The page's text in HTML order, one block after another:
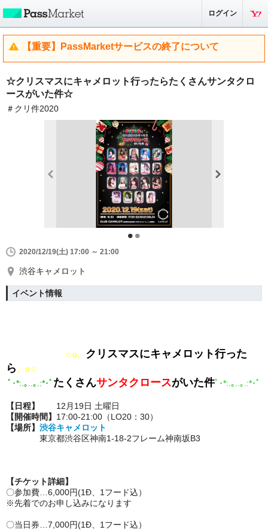
ログイン
【重要】PassMarketサービスの終了について
☆クリスマスにキャメロット行ったらたくさんサンタクロ
ースがいた件☆
＃クリ件2020
2020/12/19(土) 17:00 ～ 21:00
渋谷キャメロット
イベント情報
☆o。 クリスマスにキャメロット行った
ら 。o☆
ﾟ･*:.｡..｡.:*･ﾟ たくさんサンタクロースがいた件ﾟ･*:.｡..｡.:*･ﾟ
【日程】
12月19日 土曜日
【開催時間】 17:00-21:00（LO20：30）
【場所】 渋谷キャメロット
東京都渋谷区神南1-18-2フレーム神南坂B3
【チケット詳細】
〇参加費…6,000円(1Ð、1フード込）
※先着でのお申し込みになります
〇当日券…7,000円(1Ð、1フード込）